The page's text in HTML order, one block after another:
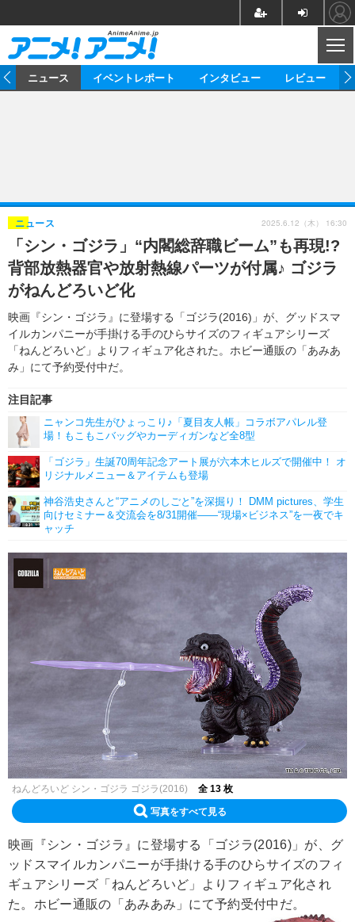
ゲーム グッズ
イベント 海外
海外イベント ビジネス
俳優・タレント アーティスト
ビジネス
アニメ 実写
書評 イベント
ゲーム 座談会
動画
アニメ
アニメ！アニメ！TV ABEMA Cafe
連載・コラム
ニュース イベントレポート インタビュー レビュー
「シン・ゴジラ」“内閣総辞職ビーム”も再現!?
背部放熱器官や放射熱線パーツが付属♪ ゴジラ
がねんどろいど化
映画『シン・ゴジラ』に登場する「ゴジラ(2016)」が、グッドスマ
イルカンパニーが手掛ける手のひらサイズのフィギュアシリーズ
「ねんどろいど」よりフィギュア化された。ホビー通販の「あみあ
み」にて予約受付中だ。
ニュース
注目記事
ニャンコ先生がひょっこり♪「夏目友人帳」コラボアパレル登
場！もこもこバッグやカーディガンなど全8型
「ゴジラ」生誕70周年記念アート展が六本木ヒルズで開催中！ オ
リジナルメニュー＆アイテムも登場
神谷浩史さんと“アニメのしごと”を深掘り！ DMM pictures、学生
向けセミナー＆交流会を8/31開催――“現場×ビジネス”を一夜でキ
ャッチ
2025.6.12（木） 16:30
ねんどろいど シン・ゴジラ ゴジラ(2016) 全 13 枚
写真をすべて見る
映画『シン・ゴジラ』に登場する「ゴジラ(2016)」が、グ
ッドスマイルカンパニーが手掛ける手のひらサイズのフィ
ギュアシリーズ「ねんどろいど」よりフィギュア化され
た。ホビー通販の「あみあみ」にて予約受付中だ。